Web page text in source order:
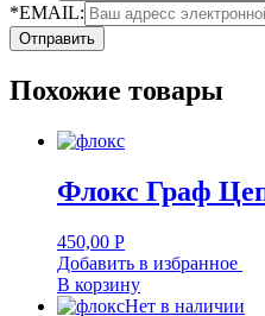
*EMAIL:
Похожие товары
Флокс Граф
450,00 Р
Добавить в избранное
В корзину
Нет в наличии